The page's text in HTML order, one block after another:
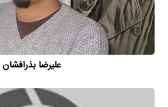
علیرضا بذرافشان